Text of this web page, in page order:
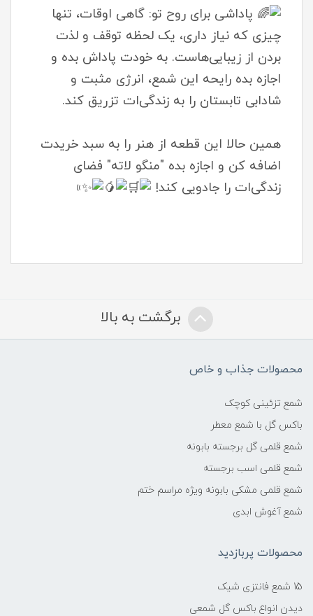
پاداشی برای روح تو: گاهی اوقات، تنها
چیزی که نیاز داری، یک لحظه توقف و لذت
بردن از زیبایی‌هاست. به خودت پاداش بده و
اجازه بده رایحه این شمع، انرژی مثبت و
شادابی تابستان را به زندگی‌ات تزریق کند.
همین حالا این قطعه از هنر را به سبد خریدت
اضافه کن و اجازه بده "منگو لاته" فضای
زندگی‌ات را جادویی کند!
»
برگشت به بالا
محصولات جذاب و خاص
شمع تزئینی کوچک
باکس گل با شمع معطر
شمع قلمی گل برجسته بابونه
شمع قلمی اسب برجسته
شمع قلمی مشکی بابونه ویژه مراسم ختم
شمع آغوش ابدی
محصولات پربازدید
15 شمع فانتزی شیک
دیدن انواع باکس گل شمعی